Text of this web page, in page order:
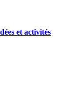
et activités